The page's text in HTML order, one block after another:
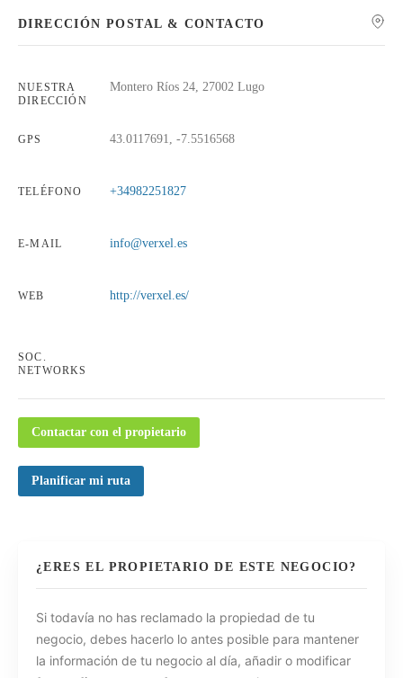
DIRECCIÓN POSTAL & CONTACTO
NUESTRA
DIRECCIÓN
Montero Ríos 24, 27002 Lugo
GPS 43.0117691, -7.5516568
TELÉFONO +34982251827
E-MAIL info@verxel.es
WEB http://verxel.es/
SOC.
NETWORKS
Contactar con el propietario
Planificar mi ruta
¿ERES EL PROPIETARIO DE ESTE NEGOCIO?
Si todavía no has reclamado la propiedad de tu
negocio, debes hacerlo lo antes posible para mantener
la información de tu negocio al día, añadir o modificar